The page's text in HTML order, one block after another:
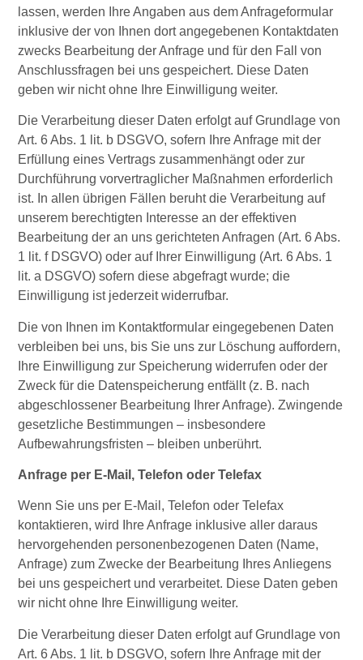
lassen, werden Ihre Angaben aus dem Anfrageformular
inklusive der von Ihnen dort angegebenen Kontaktdaten
zwecks Bearbeitung der Anfrage und für den Fall von
Anschlussfragen bei uns gespeichert. Diese Daten
geben wir nicht ohne Ihre Einwilligung weiter.
Die Verarbeitung dieser Daten erfolgt auf Grundlage von
Art. 6 Abs. 1 lit. b DSGVO, sofern Ihre Anfrage mit der
Erfüllung eines Vertrags zusammenhängt oder zur
Durchführung vorvertraglicher Maßnahmen erforderlich
ist. In allen übrigen Fällen beruht die Verarbeitung auf
unserem berechtigten Interesse an der effektiven
Bearbeitung der an uns gerichteten Anfragen (Art. 6 Abs.
1 lit. f DSGVO) oder auf Ihrer Einwilligung (Art. 6 Abs. 1
lit. a DSGVO) sofern diese abgefragt wurde; die
Einwilligung ist jederzeit widerrufbar.
Die von Ihnen im Kontaktformular eingegebenen Daten
verbleiben bei uns, bis Sie uns zur Löschung auffordern,
Ihre Einwilligung zur Speicherung widerrufen oder der
Zweck für die Datenspeicherung entfällt (z. B. nach
abgeschlossener Bearbeitung Ihrer Anfrage). Zwingende
gesetzliche Bestimmungen – insbesondere
Aufbewahrungsfristen – bleiben unberührt.
Anfrage per E-Mail, Telefon oder Telefax
Wenn Sie uns per E-Mail, Telefon oder Telefax
kontaktieren, wird Ihre Anfrage inklusive aller daraus
hervorgehenden personenbezogenen Daten (Name,
Anfrage) zum Zwecke der Bearbeitung Ihres Anliegens
bei uns gespeichert und verarbeitet. Diese Daten geben
wir nicht ohne Ihre Einwilligung weiter.
Die Verarbeitung dieser Daten erfolgt auf Grundlage von
Art. 6 Abs. 1 lit. b DSGVO, sofern Ihre Anfrage mit der